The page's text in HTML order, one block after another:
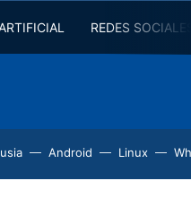
REDES
Android Linux